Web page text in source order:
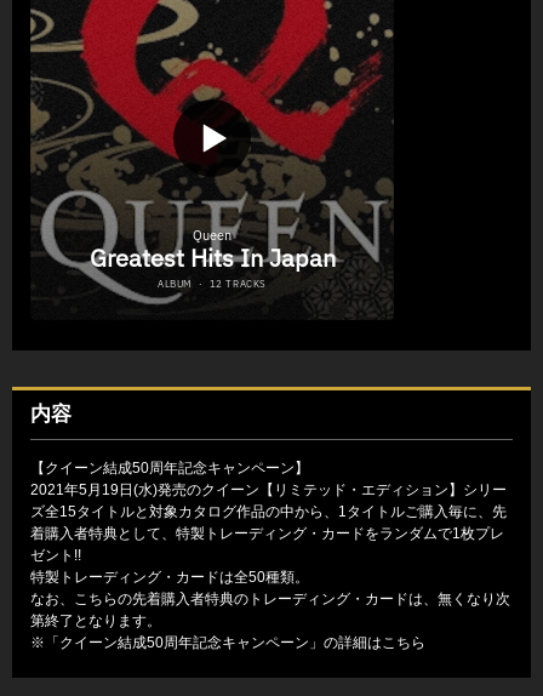
内容
【クイーン結成50周年記念キャンペーン】
2021年5月19日(水)発売のクイーン【リミテッド・エディション】シリー
ズ全15タイトルと対象カタログ作品の中から、1タイトルご購入毎に、先
着購入者特典として、特製トレーディング・カードをランダムで1枚プレ
ゼント!!
特製トレーディング・カードは全50種類。
なお、こちらの先着購入者特典のトレーディング・カードは、無くなり次
第終了となります。
※ 「クイーン結成50周年記念キャンペーン」の詳細はこちら